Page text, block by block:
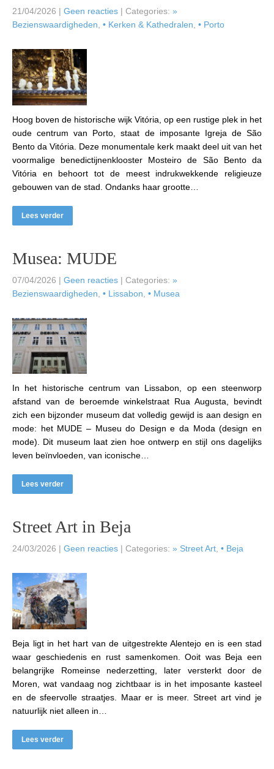
21/04/2026 | Geen reacties | Categories: »
Bezienswaardigheden • Kerken & Kathedralen • Porto
Hoog boven de historische wijk Vitória, op een rustige plek in het
oude centrum van Porto, staat de imposante Igreja de São
Bento da Vitória. Deze monumentale kerk maakt deel uit van het
voormalige benedictijnenklooster Mosteiro de São Bento da
Vitória en behoort tot de meest indrukwekkende religieuze
gebouwen van de stad. Ondanks haar grootte…
Lees verder
Musea: MUDE
07/04/2026 | Geen reacties | Categories: »
Bezienswaardigheden • Lissabon • Musea
In het historische centrum van Lissabon, op een steenworp
afstand van de beroemde winkelstraat Rua Augusta, bevindt
zich een bijzonder museum dat volledig gewijd is aan design en
mode: het MUDE – Museu do Design e da Moda (design en
mode). Dit museum laat zien hoe ontwerp en stijl ons dagelijks
leven beïnvloeden, van iconische…
Lees verder
Street Art in Beja
24/03/2026 | Geen reacties | Categories: » Street Art, • Beja
Beja ligt in het hart van de uitgestrekte Alentejo en is een stad
waar geschiedenis en rust samenkomen. Ooit was Beja een
belangrijke Romeinse nederzetting, later versterkt door de
Moren, wat vandaag nog zichtbaar is in het imposante kasteel
en de sfeervolle straatjes. Maar er is meer. Street art vind je
natuurlijk niet alleen in…
Lees verder